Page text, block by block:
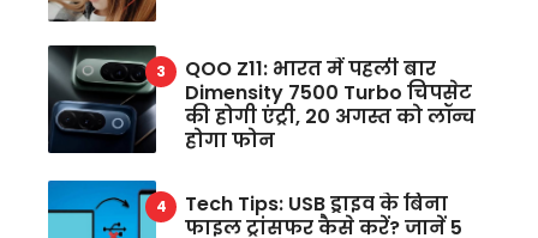
QOO Z11: भारत में पहली बार
Dimensity 7500 Turbo चिपसेट
की होगी एंट्री, 20 अगस्त को लॉन्च
होगा फोन
Tech Tips: USB ड्राइव के बिना
फाइल ट्रांसफर कैसे करें? जानें 5